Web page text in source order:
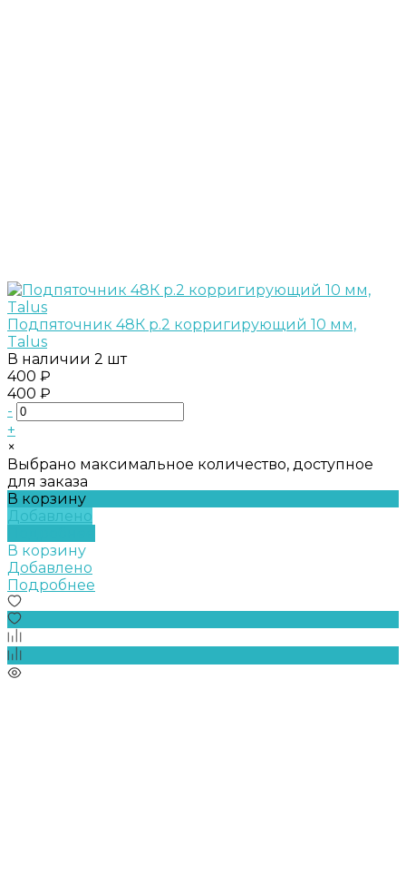
Подпяточник 48К р.2 корригирующий 10 мм,
Talus
В наличии 2 шт
400 ₽
400 ₽
-
+
×
Выбрано максимальное количество, доступное
для заказа
В корзину
Добавлено
В корзину
Добавлено
Подробнее